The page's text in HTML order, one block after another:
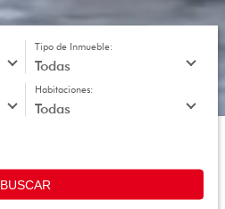
Tipo de Inmueble:
Habitaciones:
BUSCAR